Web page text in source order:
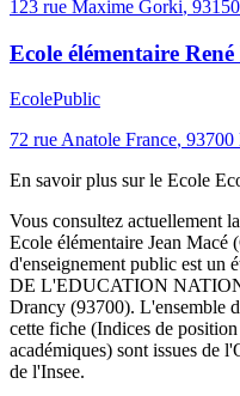
123 rue Maxime Gorki, 93150
Ecole élémentaire
EcolePublic
72 rue Anatole France, 93700
En savoir plus sur le Ecole
Vous consultez actuellement
Ecole élémentaire Jean Macé
d'enseignement public est un
DE L'EDUCATION
Drancy (93700). L'ensemble
cette fiche (Indices de
académiques) sont issues de
de l'Insee.